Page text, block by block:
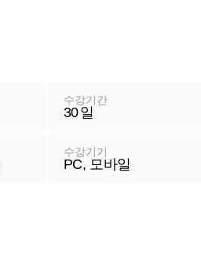
수강기간
30일
수강기기
PC, 모바일